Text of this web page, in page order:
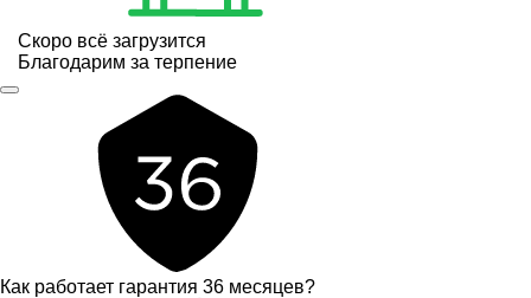
Скоро всё загрузится
Благодарим за терпение
Как работает гарантия 36 месяцев?